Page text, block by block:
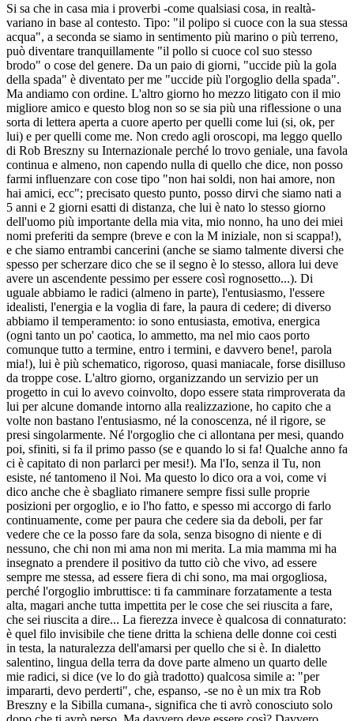
Si sa che in casa mia i proverbi -come qualsiasi cosa, in realtà-
variano in base al contesto. Tipo: "il polipo si cuoce con la sua stessa
acqua", a seconda se siamo in sentimento più marino o più terreno,
può diventare tranquillamente "il pollo si cuoce col suo stesso
brodo" o cose del genere. Da un paio di giorni, "uccide più la gola
della spada" è diventato per me "uccide più l'orgoglio della spada".
Ma andiamo con ordine. L'altro giorno ho mezzo litigato con il mio
migliore amico e questo blog non so se sia più una riflessione o una
sorta di lettera aperta a cuore aperto per quelli come lui (si, ok, per
lui) e per quelli come me. Non credo agli oroscopi, ma leggo quello
di Rob Breszny su Internazionale perché lo trovo geniale, una favola
continua e almeno, non capendo nulla di quello che dice, non posso
farmi influenzare con cose tipo "non hai soldi, non hai amore, non
hai amici, ecc"; precisato questo punto, posso dirvi che siamo nati a
5 anni e 2 giorni esatti di distanza, che lui è nato lo stesso giorno
dell'uomo più importante della mia vita, mio nonno, ha uno dei miei
nomi preferiti da sempre (breve e con la M iniziale, non si scappa!),
e che siamo entrambi cancerini (anche se siamo talmente diversi che
spesso per scherzare dico che se il segno è lo stesso, allora lui deve
avere un ascendente pessimo per essere così rognosetto...). Di
uguale abbiamo le radici (almeno in parte), l'entusiasmo, l'essere
idealisti, l'energia e la voglia di fare, la paura di cedere; di diverso
abbiamo il temperamento: io sono entusiasta, emotiva, energica
(ogni tanto un po' caotica, lo ammetto, ma nel mio caos porto
comunque tutto a termine, entro i termini, e davvero bene!, parola
mia!), lui è più schematico, rigoroso, quasi maniacale, forse disilluso
da troppe cose. L'altro giorno, organizzando un servizio per un
progetto in cui lo avevo coinvolto, dopo essere stata rimproverata da
lui per alcune domande intorno alla realizzazione, ho capito che a
volte non bastano l'entusiasmo, né la conoscenza, né il rigore, se
presi singolarmente. Né l'orgoglio che ci allontana per mesi, quando
poi, sfiniti, si fa il primo passo (se e quando lo si fa! Qualche anno fa
ci è capitato di non parlarci per mesi!). Ma l'Io, senza il Tu, non
esiste, né tantomeno il Noi. Ma questo lo dico ora a voi, come vi
dico anche che è sbagliato rimanere sempre fissi sulle proprie
posizioni per orgoglio, e io l'ho fatto, e spesso mi accorgo di farlo
continuamente, come per paura che cedere sia da deboli, per far
vedere che ce la posso fare da sola, senza bisogno di niente e di
nessuno, che chi non mi ama non mi merita. La mia mamma mi ha
insegnato a prendere il positivo da tutto ciò che vivo, ad essere
sempre me stessa, ad essere fiera di chi sono, ma mai orgogliosa,
perché l'orgoglio imbruttisce: ti fa camminare forzatamente a testa
alta, magari anche tutta impettita per le cose che sei riuscita a fare,
che sei riuscita a dire... La fierezza invece è qualcosa di connaturato:
è quel filo invisibile che tiene dritta la schiena delle donne coi cesti
in testa, la naturalezza dell'amarsi per quello che si è. In dialetto
salentino, lingua della terra da dove parte almeno un quarto delle
mie radici, si dice (ve lo do già tradotto) qualcosa simile a: "per
impararti, devo perderti", che, espanso, -se no è un mix tra Rob
Breszny e la Sibilla cumana-, significa che ti avrò conosciuto solo